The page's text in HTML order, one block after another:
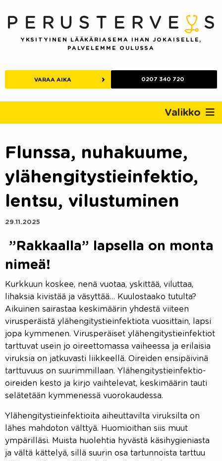
content
YKSITYINEN LÄÄKÄRIASEMA IHAN JOKAISELLE,
PALVELEMME OULUSSA
VARAA AIKA 0207 340 720
Valikko
Flunssa, nuhakuume,
ylähengitystieinfektio,
lentsu, vilustuminen
29.11.2025
”Rakkaalla” lapsella on monta
nimeä!
Kurkkuun koskee, nenä vuotaa, yskittää, viluttaa,
lihaksia kivistää ja väsyttää… Kuulostaako tutulta?
Aikuinen sairastaa keskimäärin yhdestä viiteen
virusperäistä ylähengitystieinfektiota vuosittain, lapsi
jopa kymmenen. Virusperäiset ylähengitystieinfektiot
tarttuvat usein jo oireettomassa vaiheessa ja erilaisia
viruksia on jatkuvasti liikkeellä. Oireiden ensipäivinä
tarttuvuus on suurimmillaan. Ylähengitystieinfektio-
oireiden kesto ja kirjo vaihtelevat, keskimäärin tauti
selätetään kymmenessä vuorokaudessa.
Ylähengitystieinfektioita aiheuttavilta viruksilta on
lähes mahdoton välttyä. Huomioithan siis muut
ympärilläsi. Muista huolehtia hyvästä käsihygieniasta
ja vältä kättelyä, sillä suurin osa tartunnoista tarttuu